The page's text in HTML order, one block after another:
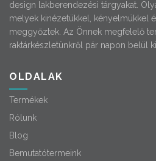
design lakberendezési tárgyakat.
melyek kinézetükkel, kényelmükkel
meggyőztek. Az Önnek megfelelő
raktárkészletünkről pár napon belül
OLDALAK
Termékek
Rólunk
Blog
Bemutatótermeink